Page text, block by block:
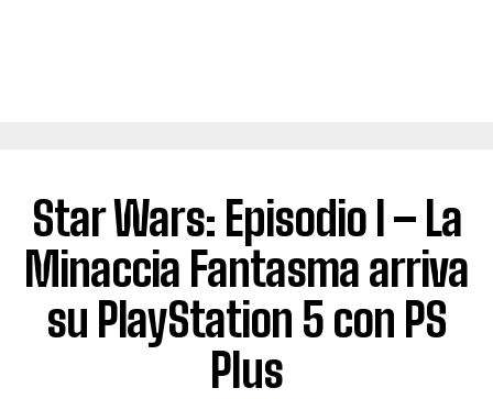
Star Wars: Episodio I – La
Minaccia Fantasma arriva
su PlayStation 5 con PS
Plus